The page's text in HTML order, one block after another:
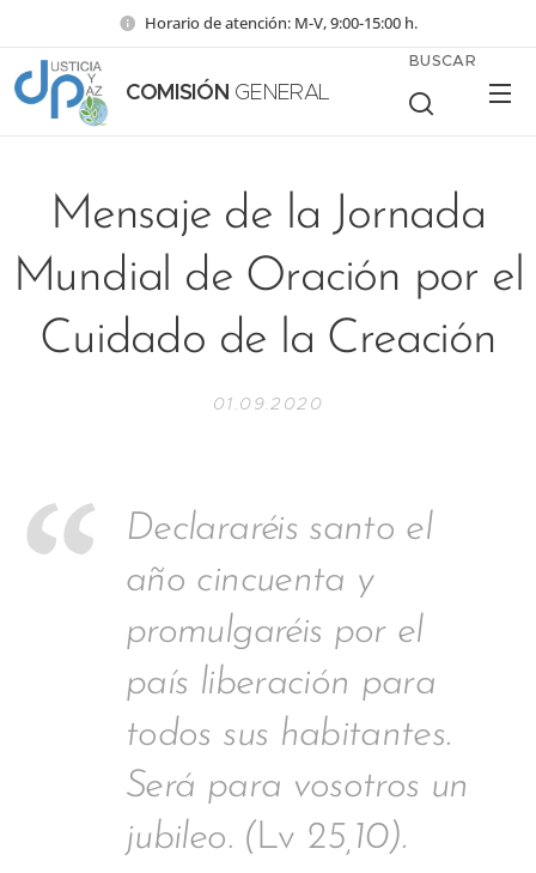
Horario de atención: M-V, 9:00-15:00 h.
COMISIÓN GENERAL
BUSCAR
Mensaje de la Jornada
Mundial de Oración por el
Cuidado de la Creación
01.09.2020
Declararéis santo el
año cincuenta y
promulgaréis por el
país liberación para
todos sus habitantes.
Será para vosotros un
jubileo. (Lv 25,10).